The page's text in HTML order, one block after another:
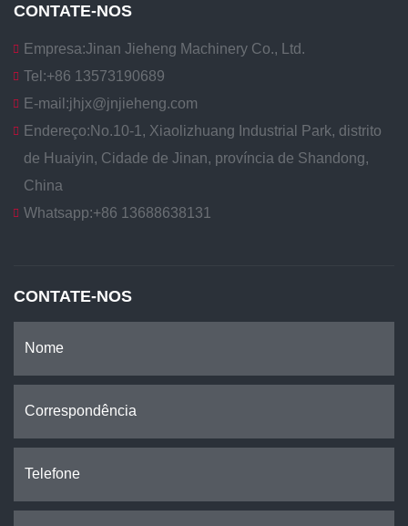
CONTATE-NOS
Empresa:Jinan Jieheng Machinery Co., Ltd.
Tel:+86 13573190689
E-mail:jhjx@jnjieheng.com
Endereço:No.10-1, Xiaolizhuang Industrial Park, distrito
de Huaiyin, Cidade de Jinan, província de Shandong,
China
Whatsapp:+86 13688638131
CONTATE-NOS